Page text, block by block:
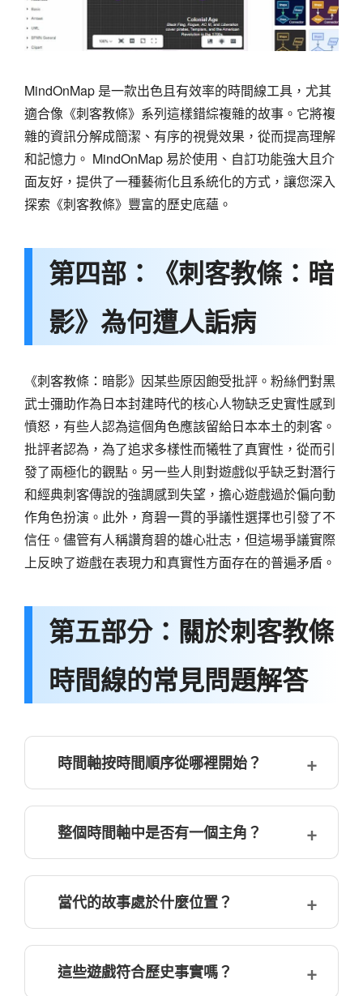
MindOnMap 是一款出色且有效率的時間線工具，尤其
適合像《刺客教條》系列這樣錯綜複雜的故事。它將複
雜的資訊分解成簡潔、有序的視覺效果，從而提高理解
和記憶力。 MindOnMap 易於使用、自訂功能強大且介
面友好，提供了一種藝術化且系統化的方式，讓您深入
探索《刺客教條》豐富的歷史底蘊。
第四部：《刺客教條：暗
影》為何遭人詬病
《刺客教條：暗影》因某些原因飽受批評。粉絲們對黑
武士彌助作為日本封建時代的核心人物缺乏史實性感到
憤怒，有些人認為這個角色應該留給日本本土的刺客。
批評者認為，為了追求多樣性而犧牲了真實性，從而引
發了兩極化的觀點。另一些人則對遊戲似乎缺乏對潛行
和經典刺客傳說的強調感到失望，擔心遊戲過於偏向動
作角色扮演。此外，育碧一貫的爭議性選擇也引發了不
信任。儘管有人稱讚育碧的雄心壯志，但這場爭議實際
上反映了遊戲在表現力和真實性方面存在的普遍矛盾。
第五部分：關於刺客教條
時間線的常見問題解答
時間軸按時間順序從哪裡開始？
整個時間軸中是否有一個主角？
當代的故事處於什麼位置？
這些遊戲符合歷史事實嗎？